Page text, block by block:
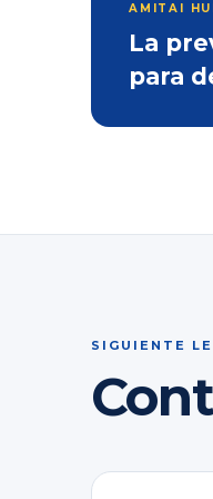
AMITAI
La
para
SIGUIENTE